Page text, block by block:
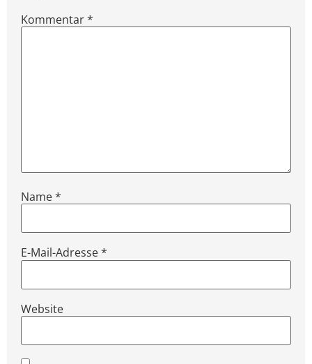
Kommentar*
Name*
E-Mail-Adresse*
Website